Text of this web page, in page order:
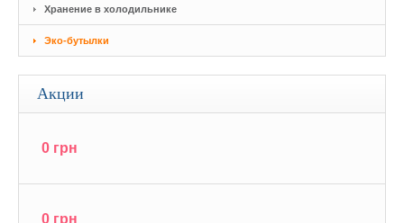
Хранение в холодильнике
Эко-бутылки
Акции
0 грн
0 грн